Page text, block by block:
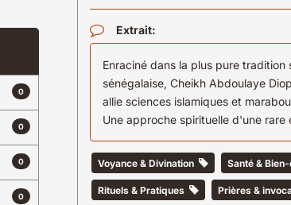
0
0
0
0
Extrait:
Enraciné dans la plus pure tradition
sénégalaise, Cheikh Abdoulaye
allie sciences islamiques et
Une approche spirituelle d'une rare
Voyance & Divination Santé &
Rituels & Pratiques Prières &